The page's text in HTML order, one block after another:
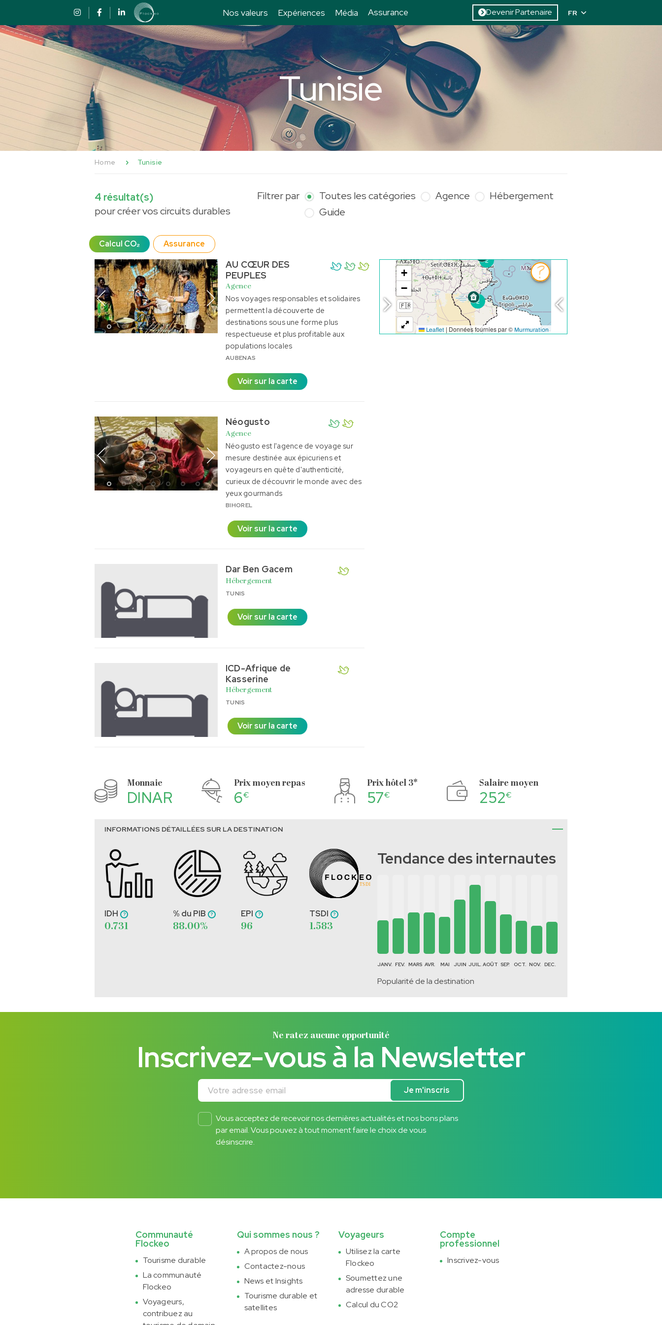
Nos valeurs Expériences Média Assurance Devenir Partenaire FR
Tunisie
Home Tunisie
4 résultat(s)
pour créer vos circuits durables
Filtrer par Toutes les catégories Agence
Hébergement
Guide
Calcul CO₂ Assurance
AU CŒUR DES
PEUPLES
Agence
Nos voyages responsables et solidaires
permettent la découverte de
destinations sous une forme plus
respectueuse et plus profitable aux
populations locales
AUBENAS
Voir sur la carte
Néogusto
Agence
Néogusto est l'agence de voyage sur
mesure destinée aux épicuriens et
voyageurs en quête d'authenticité,
curieux de découvrir le monde avec des
yeux gourmands
BIHOREL
Voir sur la carte
Dar Ben Gacem
Hébergement
TUNIS
Voir sur la carte
ICD-Afrique de
Kasserine
Hébergement
TUNIS
Voir sur la carte
Monnaie
DINAR
Prix moyen repas
6€
Prix hôtel 3*
57€
Salaire moyen
252€
INFORMATIONS DÉTAILLÉES SUR LA DESTINATION
IDH
0.731
% du PIB
88.00%
EPI
96
TSDI
1.583
Tendance des internautes
JANV. FEV. MARS AVR. MAI JUIN JUIL. AOÛT SEP. OCT. NOV. DEC.
Popularité de la destination
Ne ratez aucune opportunité
Inscrivez-vous à la Newsletter
Votre adresse email Je m'inscris
Vous acceptez de recevoir nos dernières actualités et nos bons plans
par email. Vous pouvez à tout moment faire le choix de vous
désinscrire.
Communauté
Flockeo
Tourisme durable
La communauté
Flockeo
Voyageurs,
contribuez au
Qui sommes nous ?
A propos de nous
Contactez-nous
News et Insights
Tourisme durable et
satellites
Voyageurs
Utilisez la carte
Flockeo
Soumettez une
adresse durable
Calcul du CO2
Compte
professionnel
Inscrivez-vous
Panneau de gestion des cookies